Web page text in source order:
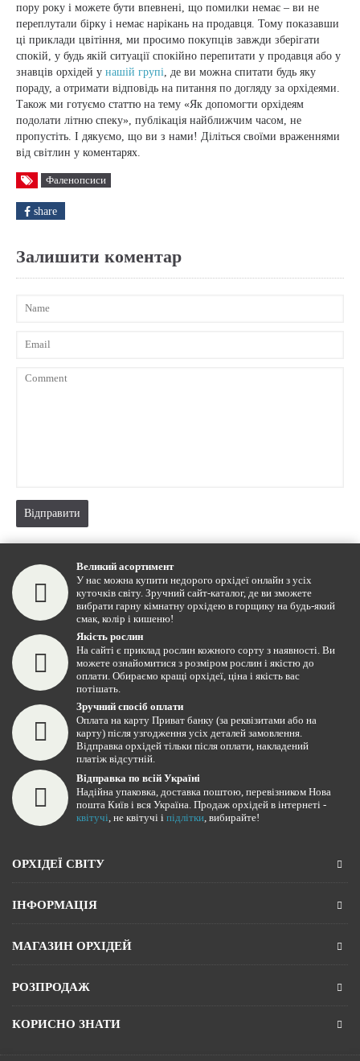
пору року і можете бути впевнені, що помилки немає – ви не
переплутали бірку і немає нарікань на продавця. Тому показавши
ці приклади цвітіння, ми просимо покупців завжди зберігати
спокій, у будь якій ситуації спокійно перепитати у продавця або у
знавців орхідей у нашій групі , де ви можна спитати будь яку
пораду, а отримати відповідь на питання по догляду за орхідеями.
Також ми готуємо статтю на тему «Як допомогти орхідеям
подолати літню спеку», публікація найближчим часом, не
пропустіть. І дякуємо, що ви з нами! Діліться своїми враженнями
від світлин у коментарях.
Фаленопсиси
share
Залишити коментар
Вiдправити
Великий асортимент
У нас можна купити недорого орхідеї онлайн з усіх
куточків світу. Зручний сайт-каталог, де ви зможете
вибрати гарну кімнатну орхідею в горщику на будь-який
смак, колір і кишеню!
Якість рослин
На сайті є приклад рослин кожного сорту з наявності. Ви
можете ознайомитися з розміром рослин і якістю до
оплати. Обираємо кращі орхідеї, ціна і якість вас
потішать.
Зручний спосіб оплати
Оплата на карту Приват банку (за реквізитами або на
карту) після узгодження усіх деталей замовлення.
Відправка орхідей тільки після оплати, накладений
платіж відсутній.
Відправка по всій Україні
Надійна упаковка, доставка поштою, перевізником Нова
пошта Київ і вся Україна. Продаж орхідей в інтернеті -
квітучі , не квітучі і підлітки , вибирайте!
ОРХІДЕЇ СВІТУ
ІНФОРМАЦІЯ
МАГАЗИН ОРХІДЕЙ
РОЗПРОДАЖ
КОРИСНО ЗНАТИ